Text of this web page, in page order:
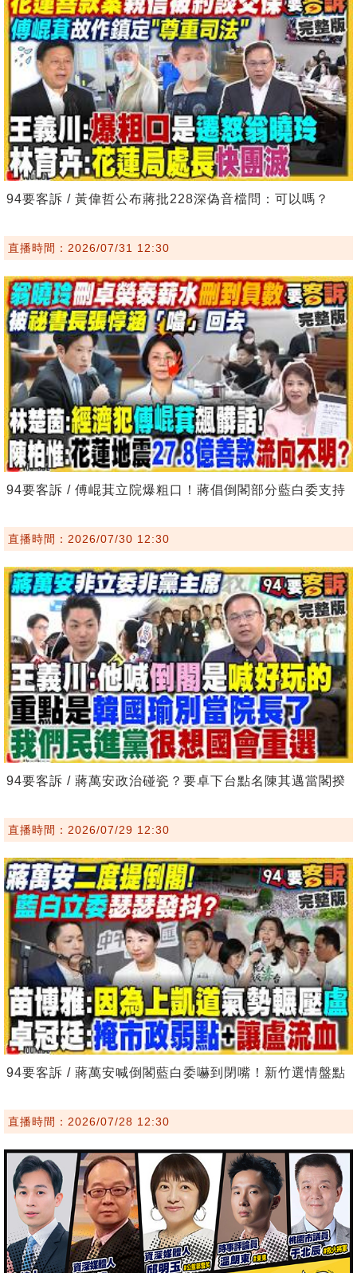
94要客訴 / 黃偉哲公布蔣批228深偽音檔問：可以嗎？
直播時間：2026/07/31 12:30
94要客訴 / 傅崐萁立院爆粗口！蔣倡倒閣部分藍白委支持
直播時間：2026/07/30 12:30
94要客訴 / 蔣萬安政治碰瓷？要卓下台點名陳其邁當閣揆
直播時間：2026/07/29 12:30
94要客訴 / 蔣萬安喊倒閣藍白委嚇到閉嘴！新竹選情盤點
直播時間：2026/07/28 12:30